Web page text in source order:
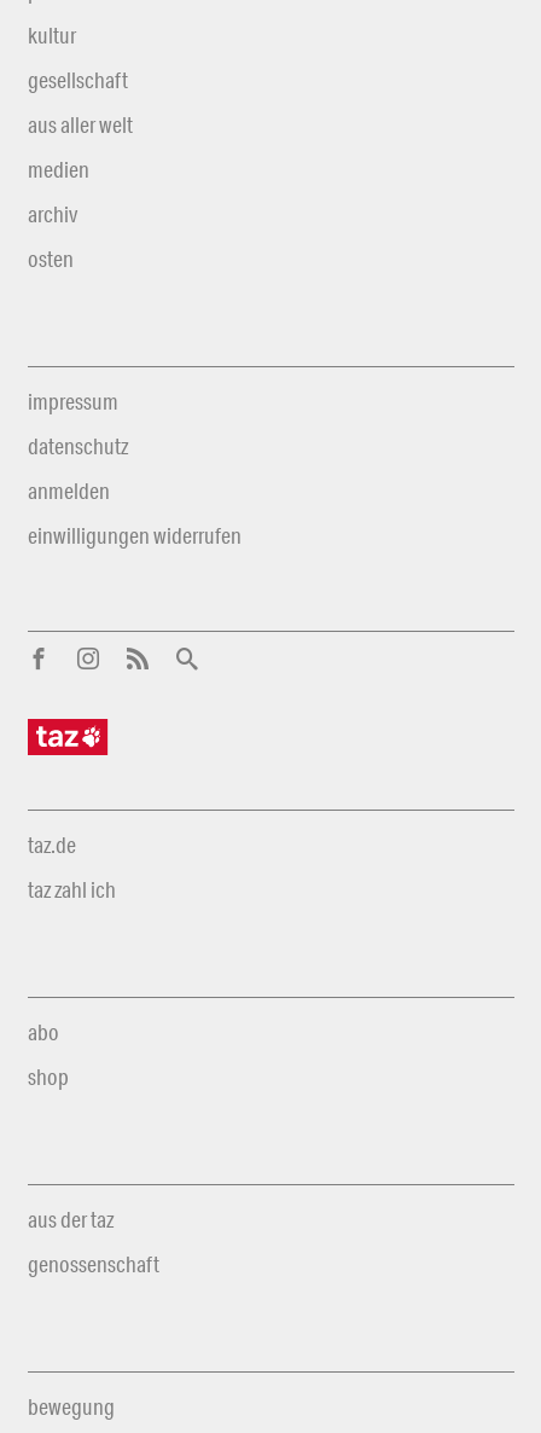
kultur
gesellschaft
aus aller welt
medien
archiv
osten
impressum
datenschutz
anmelden
einwilligungen widerrufen
taz.de
taz zahl ich
abo
shop
aus der taz
genossenschaft
bewegung